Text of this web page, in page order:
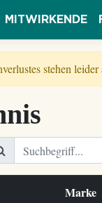
MITWIRKENDE
stehen
Marke